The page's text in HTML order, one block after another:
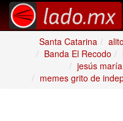
Santa Catarina
Banda El Recodo
jesús
memes grito de